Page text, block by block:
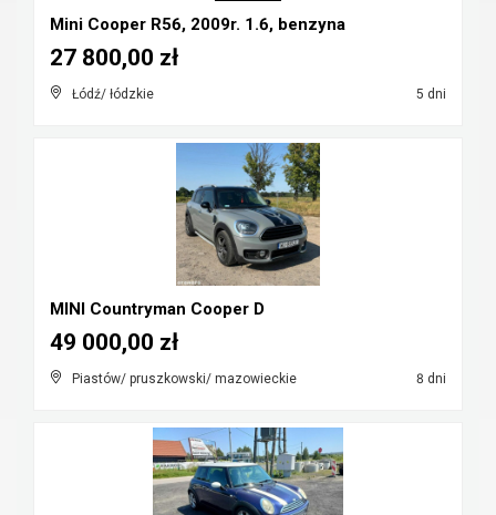
Mini Cooper R56, 2009r. 1.6, benzyna
Łódź/ łódzkie 5 dni
27 800,00 zł
MINI Countryman Cooper D
Piastów/ pruszkowski/ mazowieckie 8 dni
49 000,00 zł